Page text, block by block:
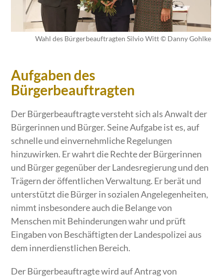
Wahl des Bürgerbeauftragten Silvio Witt © Danny Gohlke
Aufgaben des
Bürgerbeauftragten
Der Bürgerbeauftragte versteht sich als Anwalt der
Bürgerinnen und Bürger. Seine Aufgabe ist es, auf
schnelle und einvernehmliche Regelungen
hinzuwirken. Er wahrt die Rechte der Bürgerinnen
und Bürger gegenüber der Landesregierung und den
Trägern der öffentlichen Verwaltung. Er berät und
unterstützt die Bürger in sozialen Angelegenheiten,
nimmt insbesondere auch die Belange von
Menschen mit Behinderungen wahr und prüft
Eingaben von Beschäftigten der Landespolizei aus
dem innerdienstlichen Bereich.
Der Bürgerbeauftragte wird auf Antrag von